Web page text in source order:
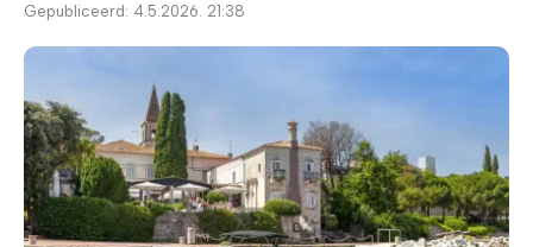
Gepubliceerd: 4.5.2026. 21:38